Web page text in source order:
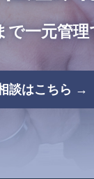
で一元管
談はこちら →